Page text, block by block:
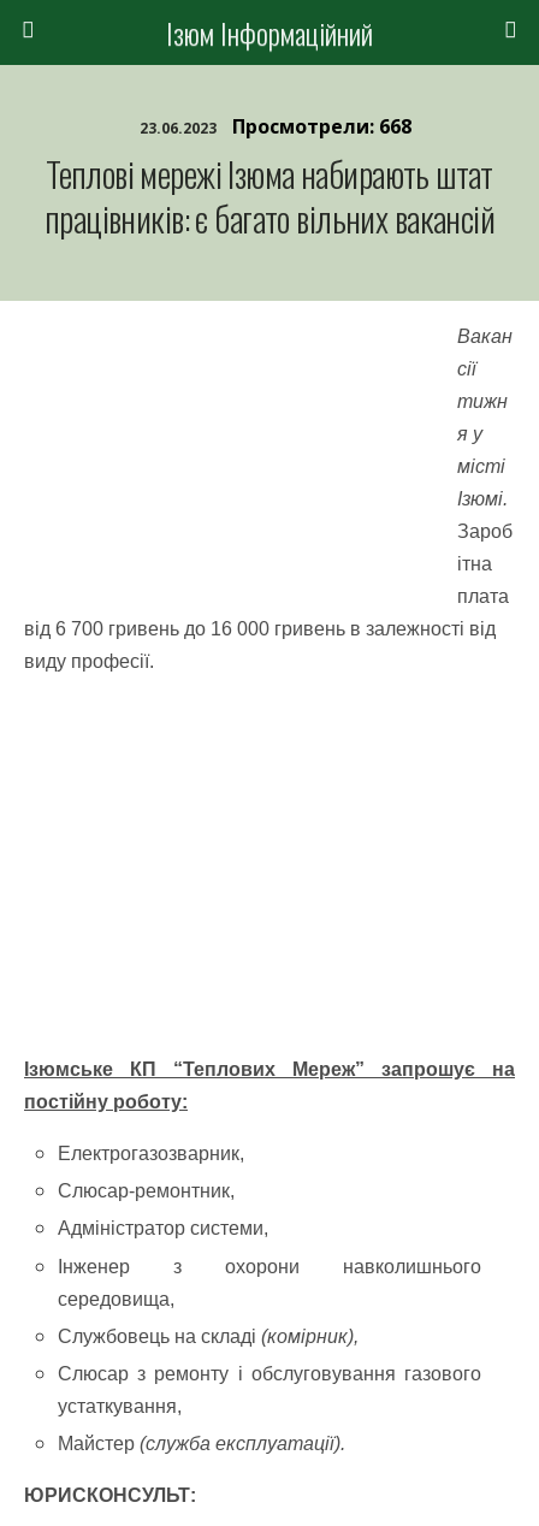
Ізюм Інформаційний
23.06.2023 Просмотрели: 668
Теплові мережі Ізюма набирають штат
працівників: є багато вільних вакансій
Вакан
сії
тижн
я у
місті
Ізюмі.
Зароб
ітна
плата
від 6 700 гривень до 16 000 гривень в залежності від
виду професії.
Ізюмське КП “Теплових Мереж” запрошує на
постійну роботу:
Електрогазозварник,
Слюсар-ремонтник,
Адміністратор системи,
Інженер з охорони навколишнього
середовища,
Службовець на складі(комірник),
Слюсар з ремонту і обслуговування газового
устаткування,
Майстер(служба експлуатації).
ЮРИСКОНСУЛЬТ: